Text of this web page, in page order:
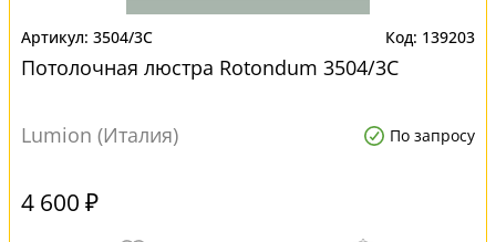
3504/3C 139203
Потолочная люстра Rotondum 3504/3C
Lumion (Италия) По запросу
4 600 ₽